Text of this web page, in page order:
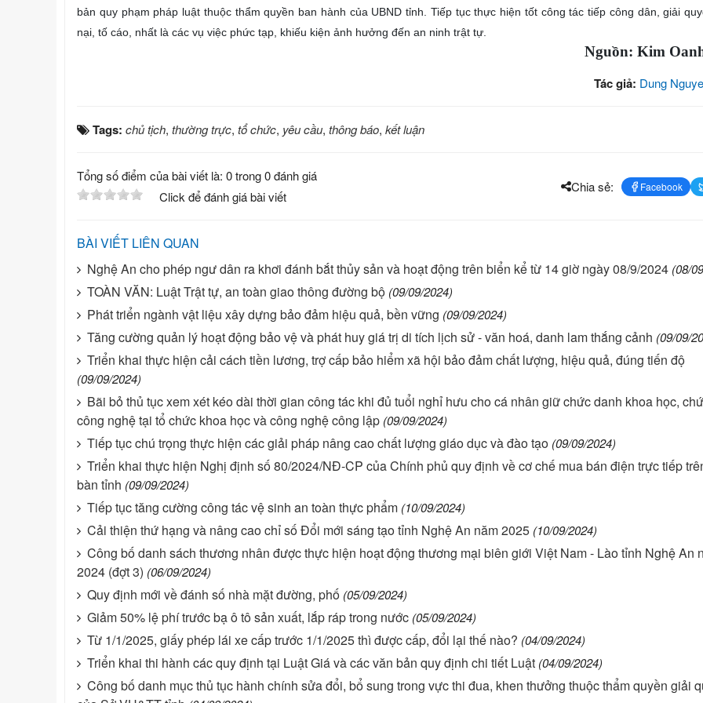
bản quy phạm pháp luật thuộc thẩm quyền ban hành của UBND tỉnh. Tiếp tục thực hiện tốt công tác tiếp công dân, giải
nại, tố cáo, nhất là các vụ việc phức tạp, khiếu kiện ảnh hưởng đến an ninh trật tự.
Nguồn: Kim
Tác giả: Dung
Tags: chủ tịch, thường trực, tổ chức, yêu cầu, thông báo, kết luận
Tổng số điểm của bài viết là: 0 trong 0 đánh giá
Click để đánh giá bài viết
Chia sẻ: Facebook
BÀI VIẾT LIÊN QUAN
Nghệ An cho phép ngư dân ra khơi đánh bắt thủy sản và hoạt động trên biển kể từ 14 giờ ngày 08/9/2024 (08/
TOÀN VĂN: Luật Trật tự, an toàn giao thông đường bộ (09/09/2024)
Phát triển ngành vật liệu xây dựng bảo đảm hiệu quả, bền vững (09/09/2024)
Tăng cường quản lý hoạt động bảo vệ và phát huy giá trị di tích lịch sử - văn hoá, danh lam thắng cảnh (09/09/
Triển khai thực hiện cải cách tiền lương, trợ cấp bảo hiểm xã hội bảo đảm chất lượng, hiệu quả, đúng tiến độ
(09/09/2024)
Bãi bỏ thủ tục xem xét kéo dài thời gian công tác khi đủ tuổi nghỉ hưu cho cá nhân giữ chức danh khoa học,
công nghệ tại tổ chức khoa học và công nghệ công lập (09/09/2024)
Tiếp tục chú trọng thực hiện các giải pháp nâng cao chất lượng giáo dục và đào tạo (09/09/2024)
Triển khai thực hiện Nghị định số 80/2024/NĐ-CP của Chính phủ quy định về cơ chế mua bán điện trực tiếp
bàn tỉnh (09/09/2024)
Tiếp tục tăng cường công tác vệ sinh an toàn thực phẩm (10/09/2024)
Cải thiện thứ hạng và nâng cao chỉ số Đổi mới sáng tạo tỉnh Nghệ An năm 2025 (10/09/2024)
Công bố danh sách thương nhân được thực hiện hoạt động thương mại biên giới Việt Nam - Lào tỉnh Nghệ An
2024 (đợt 3) (06/09/2024)
Quy định mới về đánh số nhà mặt đường, phố (05/09/2024)
Giảm 50% lệ phí trước bạ ô tô sản xuất, lắp ráp trong nước (05/09/2024)
Từ 1/1/2025, giấy phép lái xe cấp trước 1/1/2025 thì được cấp, đổi lại thế nào? (04/09/2024)
Triển khai thi hành các quy định tại Luật Giá và các văn bản quy định chi tiết Luật (04/09/2024)
Công bố danh mục thủ tục hành chính sửa đổi, bổ sung trong vực thi đua, khen thưởng thuộc thẩm quyền giải